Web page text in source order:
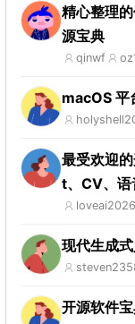
精心整理
源宝典
qinwf
macOS 平
holyshell
最受欢迎
t、CV、语
loveai
现代生成
开源软件